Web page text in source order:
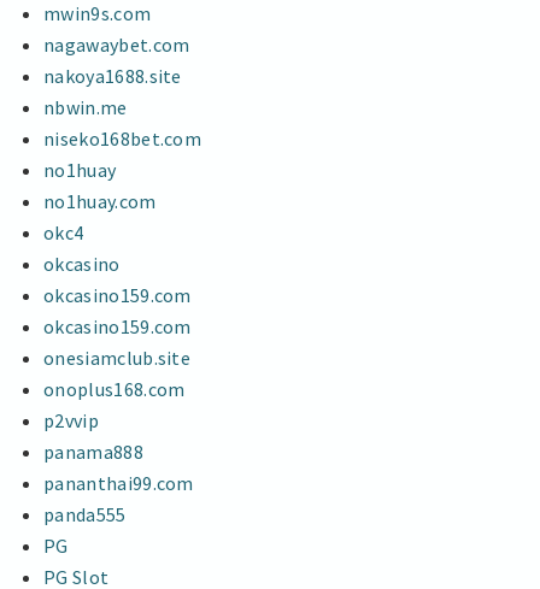
mwin9s.com
nagawaybet.com
nakoya1688.site
nbwin.me
niseko168bet.com
no1huay
no1huay.com
okc4
okcasino
okcasino159.com
okcasino159.com
onesiamclub.site
onoplus168.com
p2vvip
panama888
pananthai99.com
panda555
PG
PG Slot